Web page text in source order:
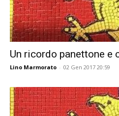
Un ricordo panettone e
Lino Marmorato - 02 Gen 2017 20:59